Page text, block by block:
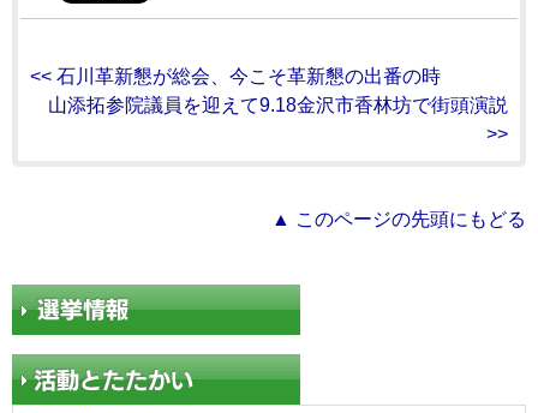
<< 石川革新懇が総会、今こそ革新懇の出番の時
山添拓参院議員を迎えて9.18金沢市香林坊で街頭演説
>>
▲ このページの先頭にもどる